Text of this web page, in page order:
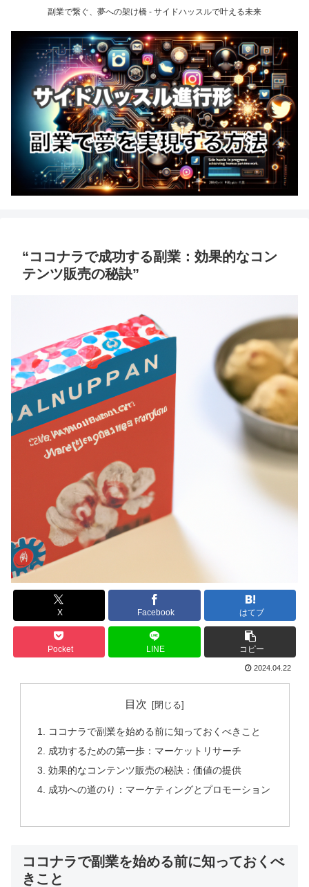
副業で繋ぐ、夢への架け橋 - サイドハッスルで叶える未来
“ココナラで成功する副業：効果的なコン
テンツ販売の秘訣”
X Facebook はてブ
Pocket LINE コピー
2024.04.22
目次
ココナラで副業を始める前に知っておくべきこと
成功するための第一歩：マーケットリサーチ
効果的なコンテンツ販売の秘訣：価値の提供
成功への道のり：マーケティングとプロモーション
ココナラで副業を始める前に知っておくべ
きこと